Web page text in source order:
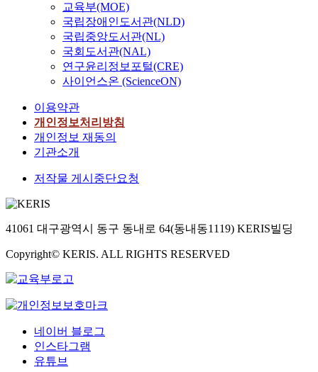
교육부(MOE)
국립장애인도서관(NLD)
국립중앙도서관(NL)
국회도서관(NAL)
연구윤리정보포털(CRE)
사이언스온 (ScienceON)
이용약관
개인정보처리방침
개인정보 재동의
기관소개
저작물 게시중단요청
41061 대구광역시 동구 동내로 64(동내동1119) KERIS빌딩
Copyright© KERIS. ALL RIGHTS RESERVED
네이버 블로그
인스타그램
유튜브